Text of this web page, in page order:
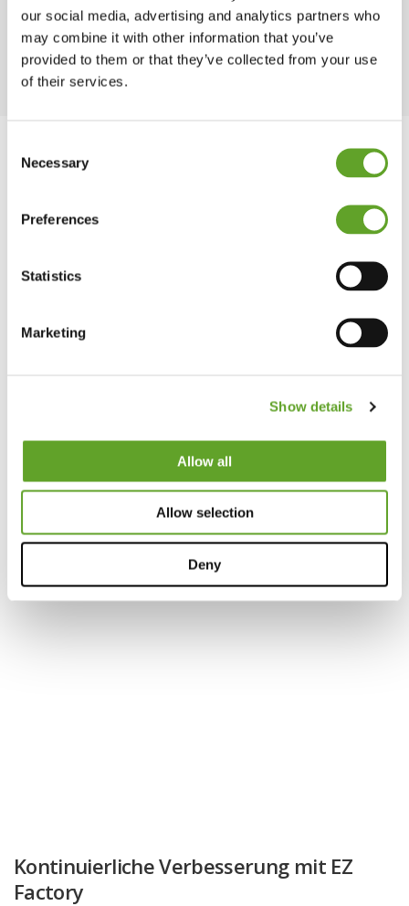
our social media, advertising and analytics partners who
may combine it with other information that you’ve
provided to them or that they’ve collected from your use
of their services.
Selection
Necessary
Preferences
Statistics
Marketing
Show details
Allow all
Allow selection
Deny
Kontinuierliche Verbesserung mit EZ
Factory